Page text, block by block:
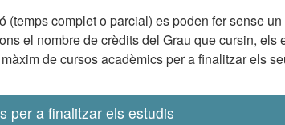
(temps complet o parcial) es poden fer sense
el nombre de crèdits del Grau que cursin, els
de cursos acadèmics per a finalitzar els
per a finalitzar els estudis